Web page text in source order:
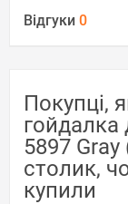
Відгуки 0
Покупці,
гойдалка
5897
столик,
купили